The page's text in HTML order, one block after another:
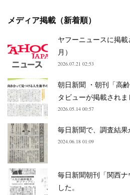
メディア掲載（新着順）
ヤフーニュースに掲
月）
2026.07.21 02:53
朝日新聞 ・朝刊「高
タビューが掲載されま
2026.05.14 00:57
毎日新聞で、調査結果
2024.06.18 01:09
毎日新聞朝刊「関西
した。